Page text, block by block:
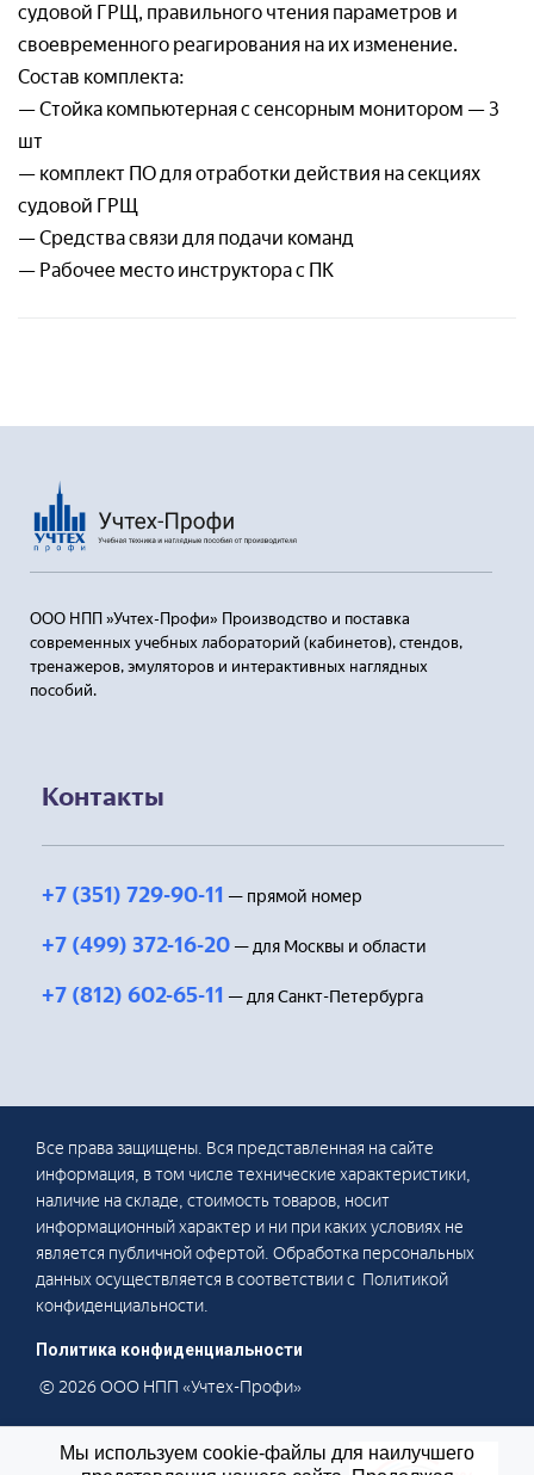
судовой ГРЩ, правильного чтения параметров и
своевременного реагирования на их изменение.
Состав комплекта:
— Стойка компьютерная с сенсорным монитором — 3
шт
— комплект ПО для отработки действия на секциях
судовой ГРЩ
— Средства связи для подачи команд
— Рабочее место инструктора с ПК
ООО НПП »Учтех-Профи» Производство и поставка
современных учебных лабораторий (кабинетов), стендов,
тренажеров, эмуляторов и интерактивных наглядных
пособий.
Контакты
+7 (351) 729-90-11 — прямой номер
+7 (499) 372-16-20 — для Москвы и области
+7 (812) 602-65-11 — для Санкт-Петербурга
Все права защищены. Вся представленная на сайте
информация, в том числе технические характеристики,
наличие на складе, стоимость товаров, носит
информационный характер и ни при каких условиях не
является публичной офертой. Обработка персональных
данных осуществляется в соответствии с Политикой
конфиденциальности.
Политика конфиденциальности
© 2026 ООО НПП «Учтех-Профи»
Номер телефон *
Отправляя заявку, я соглашаюсь с
Пользовательским соглашением
Ваш вопрос:*
Номер телефона*
Отправляя заявку, я соглашаюсь с
Пользовательским соглашением
Мы используем cookie-файлы для наилучшего